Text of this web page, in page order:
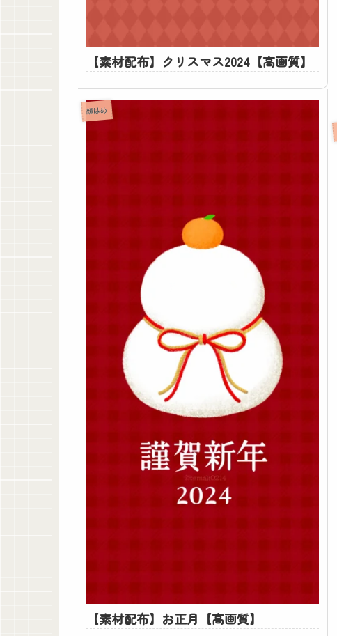
【素材配布】クリスマス2024【高画質】
顔はめ
【素材配布】お正月【高画質】